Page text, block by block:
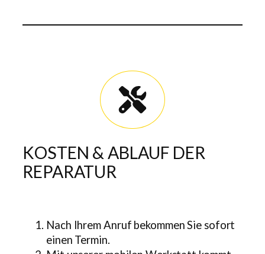
KOSTEN & ABLAUF DER
REPARATUR
Nach Ihrem Anruf bekommen Sie sofort
einen Termin.